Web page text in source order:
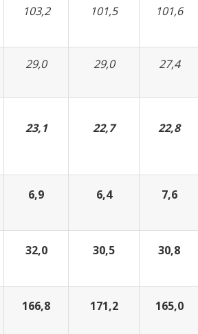
103,2 101,5 101,6
29,0 29,0 27,4
23,1 22,7 22,8
6,9 6,4 7,6
32,0 30,5 30,8
166,8 171,2 165,0